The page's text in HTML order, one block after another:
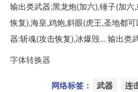
输出类武器:黑龙炮(加六),锤子(加六
恢复),海皇,鸡炮,斜眼(虎王,圣地都
器:斩魂(攻击恢复),冰爆毁... 输出类武
字体转换器
网络标签： 武器 连